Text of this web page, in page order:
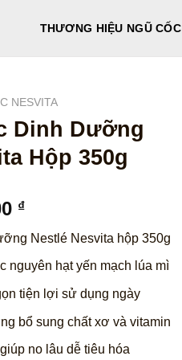
THƯƠNG HIỆU NGŨ CỐC
NESVITA
Dinh Dưỡng
Hộp 350g
₫.
₫Giá
hiện
tại
là:
88.200 ₫.
Nestlé Nesvita hộp 350g
nguyên hạt yến mạch lúa mì
tiện lợi sử dụng ngày
bổ sung chất xơ và vitamin
no lâu dễ tiêu hóa